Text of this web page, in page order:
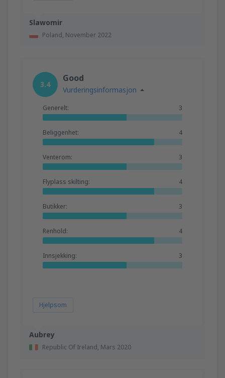
Slawomir
Poland, November 2022
Aubrey
Republic Of Ireland, Mars 2020
3.4
Good
Vurderingsinformasjon
Generelt: 3
Beliggenhet: 4
Venterom: 3
Flyplass skilting: 4
Butikker: 3
Renhold: 4
Innsjekking: 3
Hjelpsom